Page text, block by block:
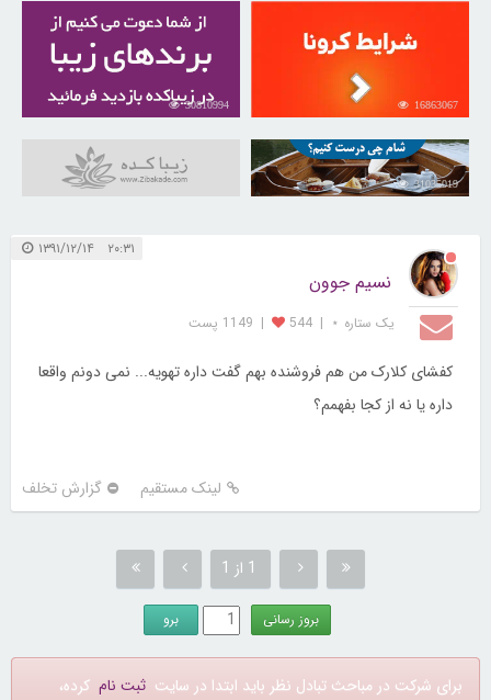
16863067
30810994
31035019
۲۰:۳۱ ۱۳۹۱/۱۲/۱۴
نسیم جوون
یک ستاره ⋆ |
544
| 1149 پست
کفشای کلارک من هم فروشنده بهم گفت داره تهویه... نمی دونم واقعا
داره یا نه از کجا بفهمم؟
لینک مستقیم گزارش تخلف
1 از 1
برای شرکت در مباحث تبادل نظر باید ابتدا در سایت ثبت نام کرده،